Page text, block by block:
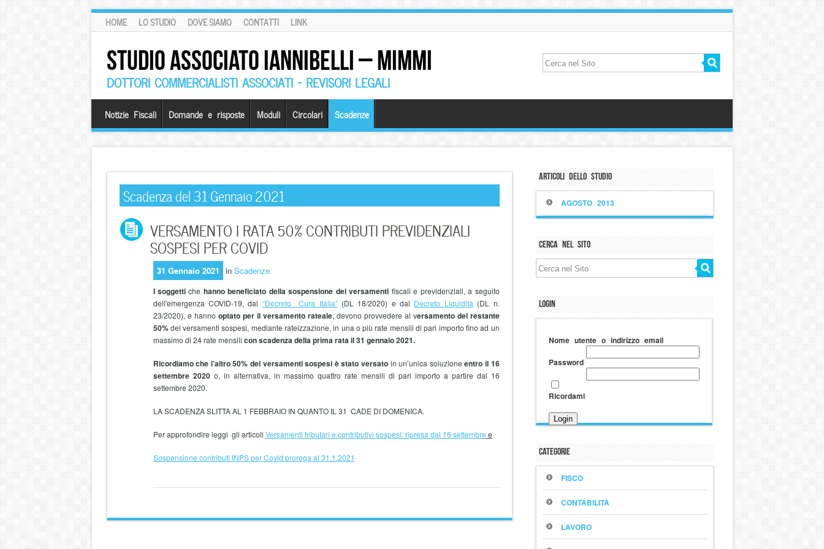
HOME LO STUDIO DOVE SIAMO CONTATTI LINK
STUDIO ASSOCIATO IANNIBELLI – MIMMI
DOTTORI COMMERCIALISTI ASSOCIATI – REVISORI LEGALI
Notizie Fiscali Domande e risposte Moduli Circolari Scadenze
Scadenza del 31 Gennaio 2021
VERSAMENTO I RATA 50% CONTRIBUTI PREVIDENZIALI
SOSPESI PER COVID
31 Gennaio 2021 in Scadenze
I soggettiche hanno beneficiato della sospensione dei versamenti fiscali e previdenziali, a seguito
dell'emergenza COVID-19, dal “Decreto Cura Italia”(DL 18/2020) e dal Decreto Liquidità (DL n.
23/2020), e hanno optato per il versamento rateale, devono provvedere al versamento del restante
50%dei versamenti sospesi, mediante rateizzazione, in una o più rate mensili di pari importo fino ad un
massimo di 24 rate mensili con scadenza della prima rata il 31 gennaio 2021.
Ricordiamo che l’altro 50% dei versamenti sospesi è stato versatoin un’unica soluzione entro il 16
settembre 2020o, in alternativa, in massimo quattro rate mensili di pari importo a partire dal 16
settembre 2020.
LA SCADENZA SLITTA AL 1 FEBBRAIO IN QUANTO IL 31 CADE DI DOMENICA.
Per approfondire leggi gli articoli Versamenti tributari e contributivi sospesi: ripresa dal 16 settembre e
Sospensione contributi INPS per Covid proroga al 31.1.2021
Articoli dello Studio
AGOSTO 2013
Cerca nel sito
Login
Nome utente o indirizzo email
Password
Ricordami
Categorie
FISCO
CONTABILITÀ
LAVORO